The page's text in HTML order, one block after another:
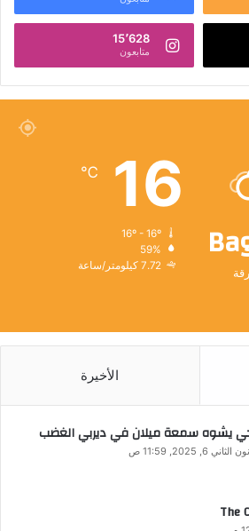
15٬628
متابعون
16
℃
59%
7.72 كيلومتر/ساعة
الأخيرة
يشوه سمعة ميلان في ديربي الغضب
الثاني 6, 2025, 11:59 ص
The